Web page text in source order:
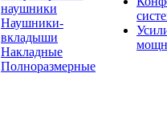
наушники
Наушники-
вкладыши
Накладные
Полноразмерные